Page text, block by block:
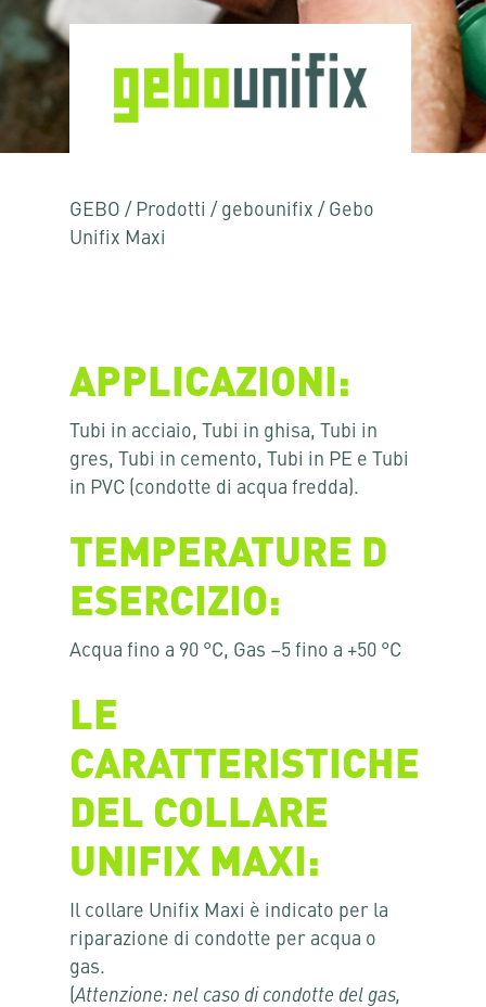
GEBO / Prodotti / gebounifix / Gebo
Unifix Maxi
APPLICAZIONI:
Tubi in acciaio, Tubi in ghisa, Tubi in
gres, Tubi in cemento, Tubi in PE e Tubi
in PVC (condotte di acqua fredda).
TEMPERATURE D
ESERCIZIO:
Acqua fino a 90 °C, Gas –5 fino a +50 °C
LE
CARATTERISTICHE
DEL COLLARE
UNIFIX MAXI:
Il collare Unifix Maxi è indicato per la
riparazione di condotte per acqua o
gas.
(Attenzione: nel caso di condotte del gas,